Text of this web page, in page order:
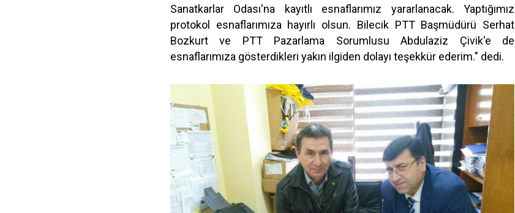
Sanatkarlar Odası'na kayıtlı esnaflarımız yararlanacak. Yaptığımız
protokol esnaflarımıza hayırlı olsun. Bilecik PTT Başmüdürü Serhat
Bozkurt ve PTT Pazarlama Sorumlusu Abdulaziz Çivik'e de
esnaflarımıza gösterdikleri yakın ilgiden dolayı teşekkür ederim." dedi.